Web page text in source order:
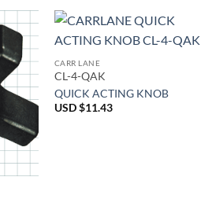
CARR LANE
CL-4-QAK
QUICK ACTING KNOB
USD $11.43